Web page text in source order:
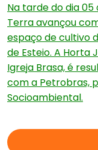
Na tarde do dia
Terra avançou
espaço de cultivo
de Esteio. A Horta
Igreja Brasa, é
com a Petrobras,
Socioambiental.